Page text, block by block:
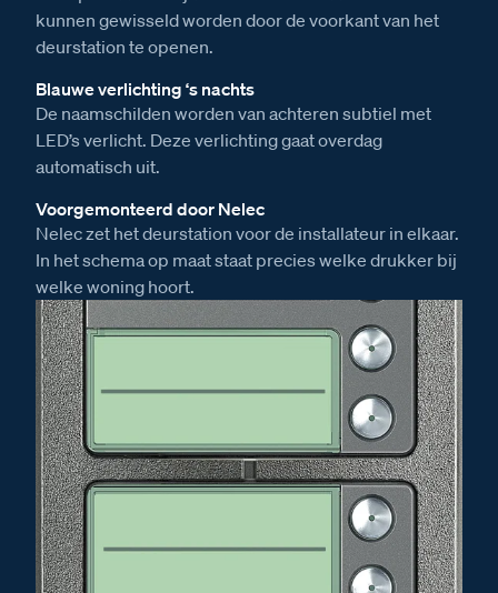
kunnen gewisseld worden door de voorkant van het
deurstation te openen.
Blauwe verlichting ‘s nachts
De naamschilden worden van achteren subtiel met
LED’s verlicht. Deze verlichting gaat overdag
automatisch uit.
Voorgemonteerd door Nelec
Nelec zet het deurstation voor de installateur in elkaar.
In het schema op maat staat precies welke drukker bij
welke woning hoort.